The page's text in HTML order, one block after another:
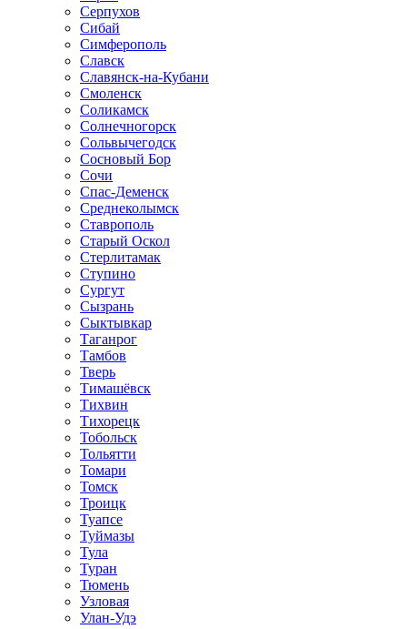
Серпухов
Сибай
Симферополь
Славск
Славянск-на-Кубани
Смоленск
Соликамск
Солнечногорск
Сольвычегодск
Сосновый Бор
Сочи
Спас-Деменск
Среднеколымск
Ставрополь
Старый Оскол
Стерлитамак
Ступино
Сургут
Сызрань
Сыктывкар
Таганрог
Тамбов
Тверь
Тимашёвск
Тихвин
Тихорецк
Тобольск
Тольятти
Томари
Томск
Троицк
Туапсе
Туймазы
Тула
Туран
Тюмень
Узловая
Улан-Удэ